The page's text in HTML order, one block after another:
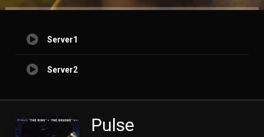
Server1
Server2
Pulse